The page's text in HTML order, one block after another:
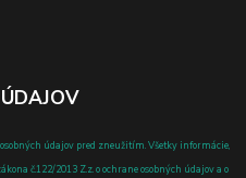
údajov pred zneužitím. Všetky informácie,
č.122/2013 Z.z. o ochrane osobných údajov a o